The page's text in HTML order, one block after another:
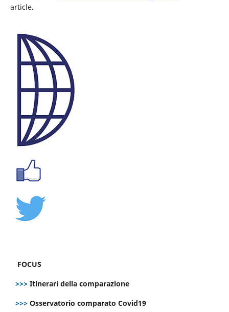
article.
FOCUS
>>> Itinerari della comparazione
>>> Osservatorio comparato Covid19